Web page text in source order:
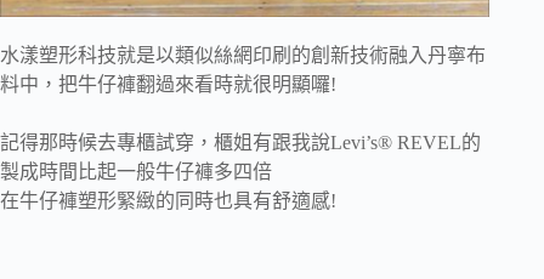
水漾塑形科技就是以類似絲網印刷的創新技術融入丹寧布
料中，把牛仔褲翻過來看時就很明顯囉!
記得那時候去專櫃試穿，櫃姐有跟我說Levi’s® REVEL的
製成時間比起一般牛仔褲多四倍
在牛仔褲塑形緊緻的同時也具有舒適感!